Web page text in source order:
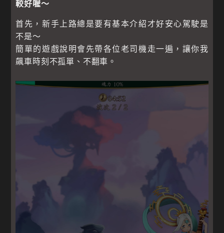
較好喔～
首先，新手上路總是要有基本介紹才好安心駕駛是
不是～
簡單的遊戲說明會先帶各位老司機走一遍，讓你我
飆車時刻不孤單、不翻車。